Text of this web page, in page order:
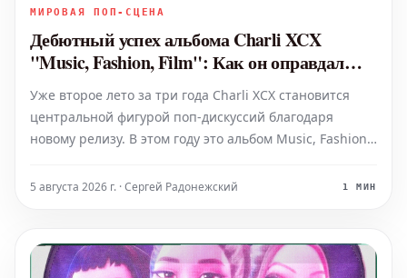
МИРОВАЯ ПОП-СЦЕНА
Дебютный успех альбома Charli XCX
"Music, Fashion, Film": Как он оправдал
наши ожидания?
Уже второе лето за три года Charli XCX становится
центральной фигурой поп-дискуссий благодаря
новому релизу. В этом году это альбом Music, Fashion,
культурно вездесущего Brat 2024 года, а также её
5 августа 2026 г. · Сергей Радонежский 1 МИН